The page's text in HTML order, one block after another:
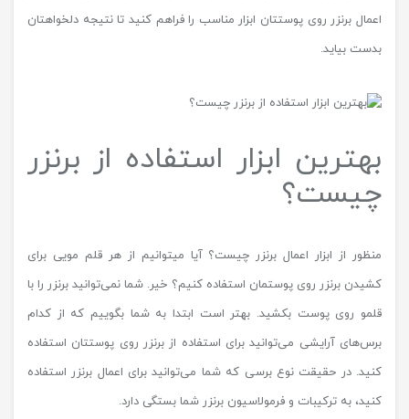
اعمال برنزر روی پوستتان ابزار مناسب را فراهم کنید تا نتیجه دلخواهتان
بدست بیاید.
بهترین ابزار استفاده از برنزر
چیست؟
منظور از ابزار اعمال برنزر چیست؟ آیا میتوانیم از هر قلم مویی برای
کشیدن برنزر روی پوستمان استفاده کنیم؟ خیر. شما نمی‌توانید برنزر را با
قلمو روی پوست بکشید. بهتر است ابتدا به شما بگوییم که از کدام
برس‌های آرایشی می‌توانید برای استفاده از برنزر روی پوستتان استفاده
کنید. در حقیقت نوع برسی که شما می‌توانید برای اعمال برنزر استفاده
کنید، به ترکیبات و فرمولاسیون برنزر شما بستگی دارد.